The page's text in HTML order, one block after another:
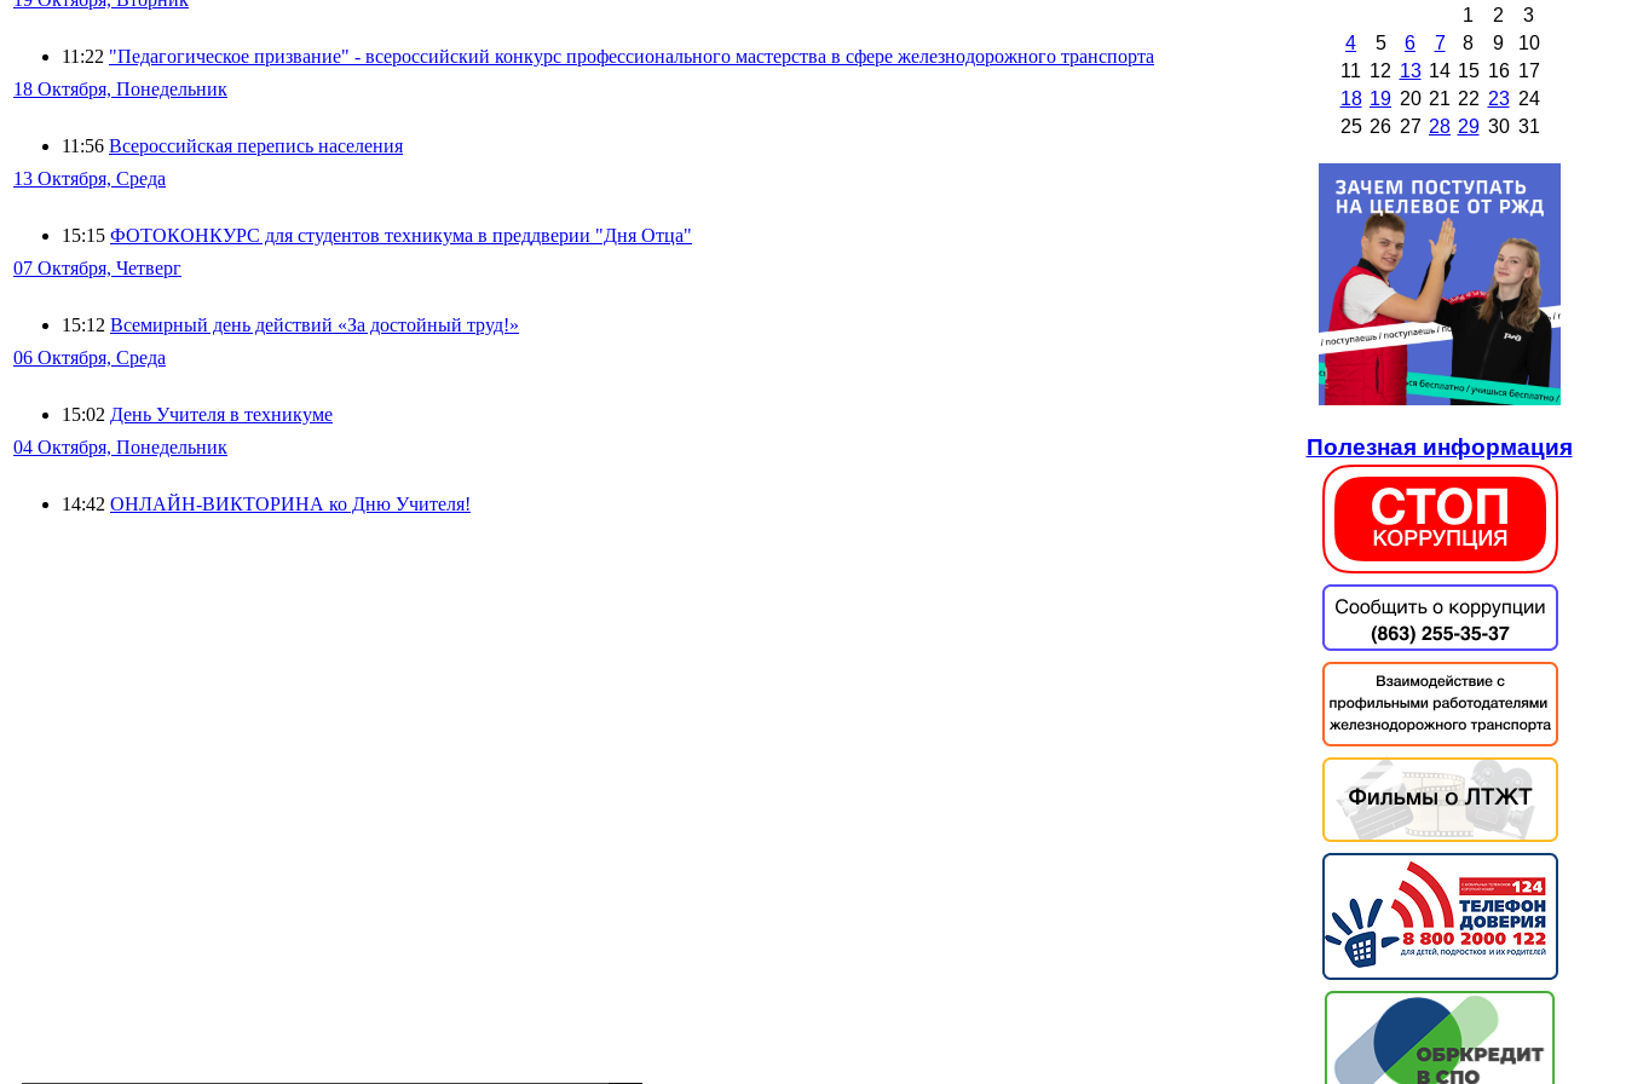
11:22 "Педагогическое призвание" - всероссийский конкурс профессионального мастерства в сфере железнодорожного транспорта
18 Октября, Понедельник
11:56 Всероссийская перепись населения
13 Октября, Среда
15:15 ФОТОКОНКУРС для студентов техникума в преддверии "Дня Отца"
07 Октября, Четверг
15:12 Всемирный день действий «За достойный труд!»
06 Октября, Среда
15:02 День Учителя в техникуме
04 Октября, Понедельник
14:42 ОНЛАЙН-ВИКТОРИНА ко Дню Учителя!
1
2
3
4
5 6 7 8 9
10
11 12 13 14 15 16 17
18 19 20 21 22 23 24
25 26 27 28 29 30 31
Полезная информация